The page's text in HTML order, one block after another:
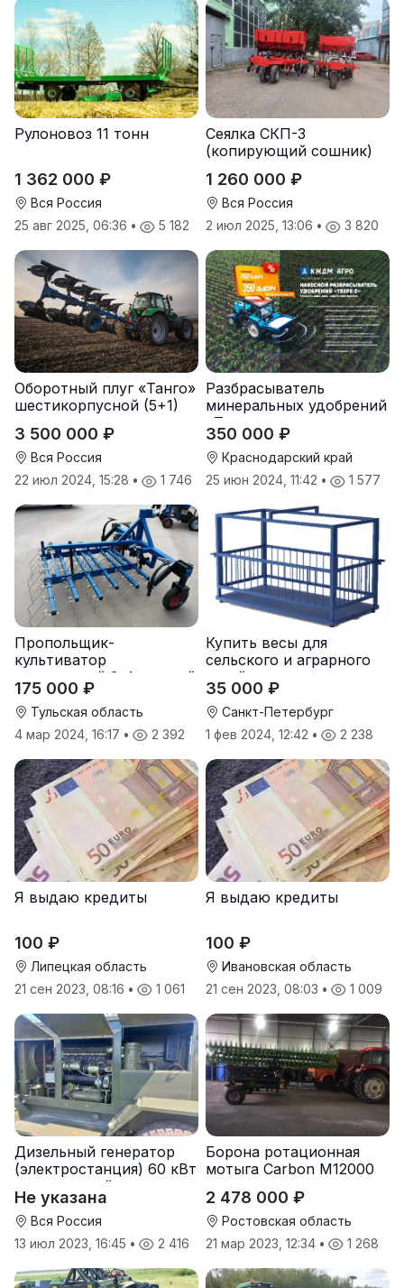
Рулоновоз 11 тонн
1 362 000 ₽
Вся Россия
25 авг 2025, 06:36 • 5 182
Сеялка СКП-3
(копирующий сошник)
1 260 000 ₽
Вся Россия
2 июл 2025, 13:06 • 3 820
Оборотный плуг «Танго»
шестикорпусной (5+1)
3 500 000 ₽
Вся Россия
22 июл 2024, 15:28 • 1 746
Разбрасыватель
минеральных удобрений
«Тверк»
350 000 ₽
Краснодарский край
25 июн 2024, 11:42 • 1 577
Пропольщик-
культиватор
штригерный 3-4-рядный
«ТУЛКА-3/4»
175 000 ₽
Тульская область
4 мар 2024, 16:17 • 2 392
Купить весы для
сельского и аграрного
хозяйства от
производителя
35 000 ₽
Санкт-Петербург
1 фев 2024, 12:42 • 2 238
Я выдаю кредиты
100 ₽
Липецкая область
21 сен 2023, 08:16 • 1 061
Я выдаю кредиты
100 ₽
Ивановская область
21 сен 2023, 08:03 • 1 009
Дизельный генератор
(электростанция) 60 кВт
-автономный источник
электроэнергии
Не указана
Вся Россия
13 июл 2023, 16:45 • 2 416
Борона ротационная
мотыга Carbon М12000
2 478 000 ₽
Ростовская область
21 мар 2023, 12:34 • 1 268